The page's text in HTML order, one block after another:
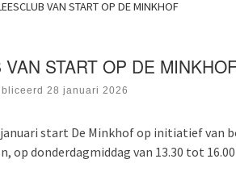
VAN START OP DE MINKHOF
START OP DE
28 januari 2026
start De Minkhof op initiatief van
op donderdagmiddag van 13.30 tot